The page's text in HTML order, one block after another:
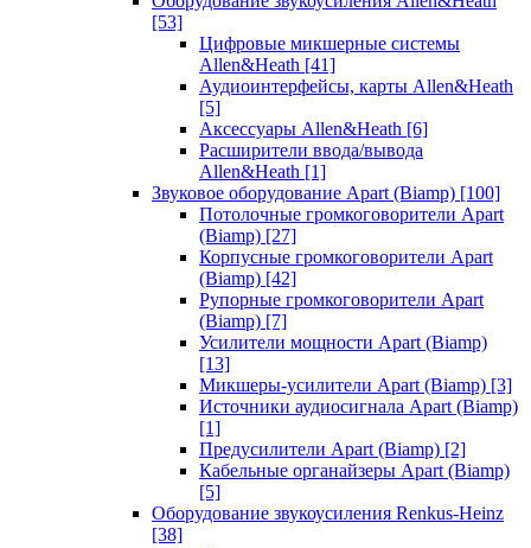
[53]
Цифровые микшерные системы
Allen&Heath [41]
Аудиоинтерфейсы, карты Allen&Heath
[5]
Аксессуары Allen&Heath [6]
Расширители ввода/вывода
Allen&Heath [1]
Звуковое оборудование Apart (Biamp) [100]
Потолочные громкоговорители Apart
(Biamp) [27]
Корпусные громкоговорители Apart
(Biamp) [42]
Рупорные громкоговорители Apart
(Biamp) [7]
Усилители мощности Apart (Biamp)
[13]
Микшеры-усилители Apart (Biamp) [3]
Источники аудиосигнала Apart (Biamp)
[1]
Предусилители Apart (Biamp) [2]
Кабельные органайзеры Apart (Biamp)
[5]
Оборудование звукоусиления Renkus-Heinz
[38]